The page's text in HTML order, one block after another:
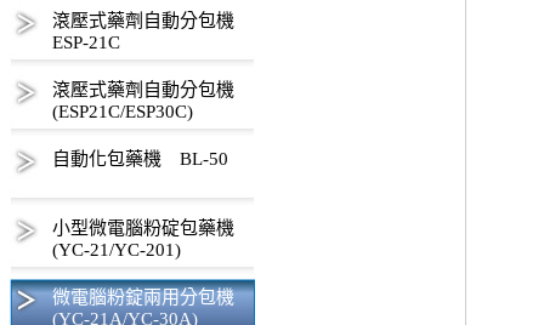
滾壓式藥劑自動分包機
ESP-21C
滾壓式藥劑自動分包機
(ESP21C/ESP30C)
自動化包藥機 BL-50
小型微電腦粉碇包藥機
(YC-21/YC-201)
微電腦粉錠兩用分包機
(YC-21A/YC-30A)